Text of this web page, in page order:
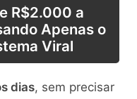
R$2.000 a
Apenas o
Viral
dias, sem precisar